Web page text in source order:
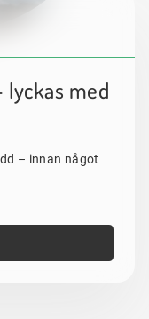
lyckas med
– innan något